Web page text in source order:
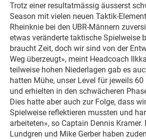
Trotz einer resultatmässig äusserst
Season mit vielen neuen Taktik-
Rheinknie bei den UBR-Männern
etwas veränderte taktische Spielweise
braucht Zeit, doch wir sind von der
Weg überzeugt», meint Headcoach
teilweise hohen Niederlagen gab es
hatten Mühe, unser Level für jeweils
und erhielten in den schwächeren
Dies hatte aber auch zur Folge, dass
Spielweise reflektieren mussten und
arbeiteten», so Captain Dennis Kramer.
Lundgren und Mike Gerber haben